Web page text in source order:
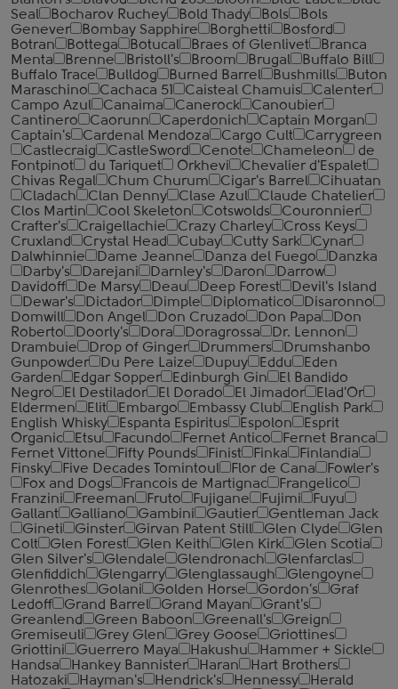
Seal
Bocharov Ruchey Bold Thady Bols
Bols
Genever
Bombay Sapphire Borghetti
Bosford
Botran
Bottega Botucal Braes of Glenlivet
Branca
Menta
Brenne Bristoll's Broom Brugal
Buffalo Bill
Buffalo Trace
Bulldog Burned Barrel Bushmills
Buton
Maraschino
Cachaca 51 Caisteal Chamuis
Calenter
Campo Azul
Canaima Canerock
Canoubier
Cantinero
Caorunn Caperdonich
Captain Morgan
Captain's
Cardenal Mendoza Cargo Cult
Carrygreen
Castlecraig
CastleSword Cenote Chameleon
de
Fontpinot
du Tariquet Orkhevi
Chevalier d'Espalet
Chivas Regal
Chum Churum Cigar's Barrel
Cihuatan
Cladach
Clan Denny Clase Azul
Claude Chatelier
Clos Martin
Cool Skeleton Cotswolds
Couronnier
Crafter's
Craigellachie Crazy Charley
Cross Keys
Cruxland
Crystal Head Cubay Cutty Sark
Cynar
Dalwhinnie
Dame Jeanne Danza del Fuego
Danzka
Darby's
Darejani Darnley's Daron
Darrow
Davidoff
De Marsy Deau Deep Forest
Devil's Island
Dewar's
Dictador Dimple Diplomatico
Disaronno
Domwill
Don Angel Don Cruzado Don Papa
Don
Roberto
Doorly's Dora Doragrossa
Dr. Lennon
Drambuie
Drop of Ginger Drummers
Drumshanbo
Gunpowder
Du Pere Laize Dupuy Eddu
Eden
Garden
Edgar Sopper Edinburgh Gin
El Bandido
Negro
El Destilador El Dorado El Jimador
Elad'Or
Eldermen
Elit Embargo Embassy Club
English Park
English Whisky
Espanta Espiritus Espolon
Esprit
Organic
Etsu Facundo Fernet Antico
Fernet Branca
Fernet Vittone
Fifty Pounds Finist Finka
Finlandia
Finsky
Five Decades Tomintoul Flor de Cana
Fowler's
Fox and Dogs
Francois de Martignac
Frangelico
Franzini
Freeman Fruto Fujigane Fujimi
Fuyu
Gallant
Galliano Gambini Gautier
Gentleman Jack
Gineti
Ginster Girvan Patent Still Glen Clyde
Glen
Colt
Glen Forest Glen Keith Glen Kirk
Glen Scotia
Glen Silver's
Glendale Glendronach
Glenfarclas
Glenfiddich
Glengarry Glenglassaugh
Glengoyne
Glenrothes
Golani Golden Horse Gordon's
Graf
Ledoff
Grand Barrel Grand Mayan
Grant's
Greanlend
Green Baboon Greenall's
Greign
Gremiseuli
Grey Glen Grey Goose
Griottines
Griottini
Guerrero Maya Hakushu
Hammer + Sickle
Handsa
Hankey Bannister Haran
Hart Brothers
Hatozaki
Hayman's Hendrick's Hennessy
Herald